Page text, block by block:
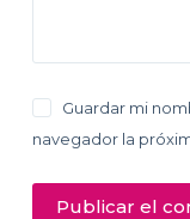
Guardar mi
navegador la
Publicar el